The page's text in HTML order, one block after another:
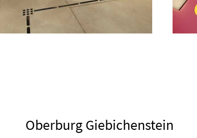
Oberburg Giebichenstein